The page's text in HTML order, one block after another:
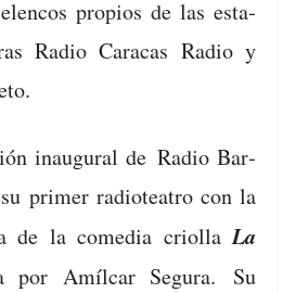
pro­pios de las esta­
Radio Cara­cas Radio y
inau­gur­al de Radio Bar­
primer radioteatro con la
de la come­dia criol­laLa
por Amíl­car Segu­ra. Su